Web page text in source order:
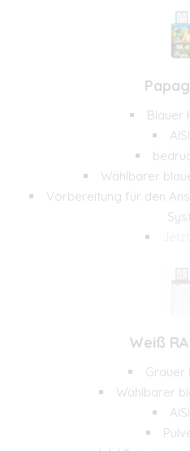
Blauer
Wählbarer
Vorbereitung für den
Weiß
Grauer
Wählbarer